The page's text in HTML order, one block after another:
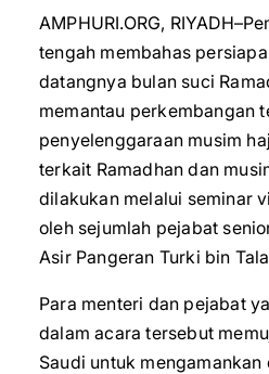
AMPHURI.ORG,
tengah membahas
datangnya bulan suci
memantau perkembangan
penyelenggaraan musim
terkait Ramadhan dan
dilakukan melalui seminar
oleh sejumlah pejabat
Asir Pangeran Turki bin
Para menteri dan pejabat
dalam acara tersebut
Saudi untuk